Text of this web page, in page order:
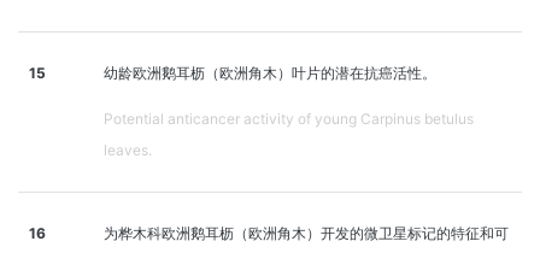
15 幼龄欧洲鹅耳枥（欧洲角木）叶片的潜在抗癌活性。
Potential anticancer activity of young Carpinus betulus
leaves.
16
为桦木科欧洲鹅耳枥（欧洲角木）开发的微卫星标记的特征和可